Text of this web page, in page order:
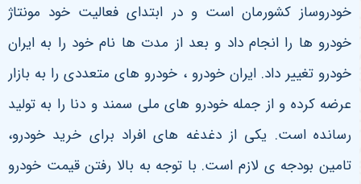
خودروساز کشورمان است و در ابتدای فعالیت خود مونتاژ
خودرو ها را انجام داد و بعد از مدت ها نام خود را به ایران
خودرو تغییر داد. ایران خودرو ، خودرو های متعددی را به بازار
عرضه کرده و از جمله خودرو های ملی سمند و دنا را به تولید
رسانده است. یکی از دغدغه های افراد برای خرید خودرو،
تامین بودجه ی لازم است. با توجه به بالا رفتن قیمت خودرو